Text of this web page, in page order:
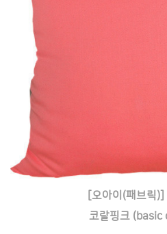
[오아이(패브릭
코랄핑크